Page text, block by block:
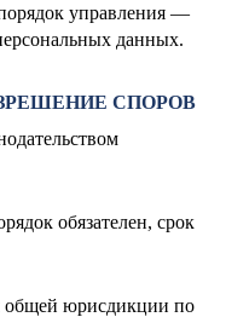
управления —
данных.
СПОРОВ
обязателен, срок
общей юрисдикции по